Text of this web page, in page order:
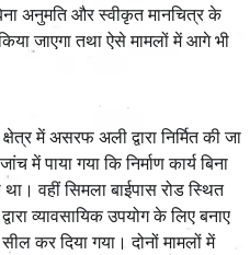
अनुमति और स्वीकृत मानचित्र के
किया जाएगा तथा ऐसे मामलों में आगे भी
में असरफ अली द्वारा निर्मित की जा
में पाया गया कि निर्माण कार्य बिना
वहीं सिमला बाईपास रोड स्थित
व्यावसायिक उपयोग के लिए बनाए
कर दिया गया। दोनों मामलों में